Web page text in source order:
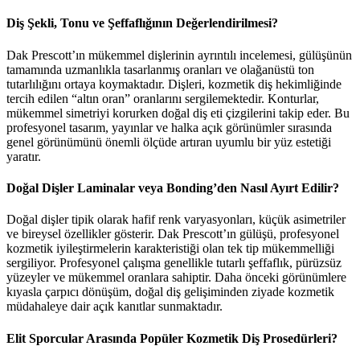
Diş Şekli, Tonu ve Şeffaflığının Değerlendirilmesi?
Dak Prescott’ın mükemmel dişlerinin ayrıntılı incelemesi, gülüşünün
tamamında uzmanlıkla tasarlanmış oranları ve olağanüstü ton
tutarlılığını ortaya koymaktadır. Dişleri, kozmetik diş hekimliğinde
tercih edilen “altın oran” oranlarını sergilemektedir. Konturlar,
mükemmel simetriyi korurken doğal diş eti çizgilerini takip eder. Bu
profesyonel tasarım, yayınlar ve halka açık görünümler sırasında
genel görünümünü önemli ölçüde artıran uyumlu bir yüz estetiği
yaratır.
Doğal Dişler Laminalar veya Bonding’den Nasıl Ayırt Edilir?
Doğal dişler tipik olarak hafif renk varyasyonları, küçük asimetriler
ve bireysel özellikler gösterir. Dak Prescott’ın gülüşü, profesyonel
kozmetik iyileştirmelerin karakteristiği olan tek tip mükemmelliği
sergiliyor. Profesyonel çalışma genellikle tutarlı şeffaflık, pürüzsüz
yüzeyler ve mükemmel oranlara sahiptir. Daha önceki görünümlere
kıyasla çarpıcı dönüşüm, doğal diş gelişiminden ziyade kozmetik
müdahaleye dair açık kanıtlar sunmaktadır.
Elit Sporcular Arasında Popüler Kozmetik Diş Prosedürleri?